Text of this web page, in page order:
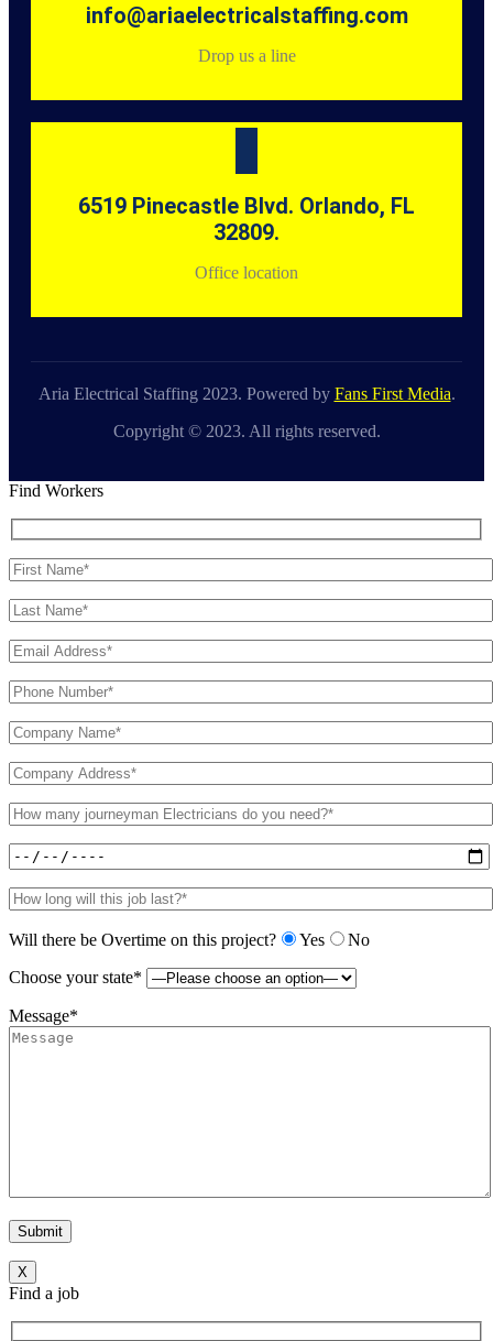
info@ariaelectricalstaffing.com
Drop us a line
6519 Pinecastle Blvd. Orlando, FL
32809.
Office location
Aria Electrical Staffing 2023. Powered by Fans First Media.
Copyright © 2023. All rights reserved.
Find Workers
Will there be Overtime on this project? Yes
No
Choose your state*
Message*
X
Find a job